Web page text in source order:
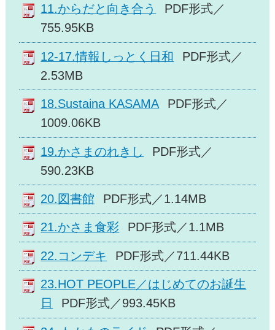
11.からだと向き合う
PDF形式／
755.95KB
12-17.情報しっとく日和
PDF形式／
2.53MB
18.Sustaina KASAMA
PDF形式／
1009.06KB
19.かさまのれきし
PDF形式／
590.23KB
20.図書館 PDF形式／1.14MB
21.かさま食彩 PDF形式／1.1MB
22.コンデキ PDF形式／711.44KB
23.HOT PEOPLE／はじめてのお誕生
日
PDF形式／993.45KB